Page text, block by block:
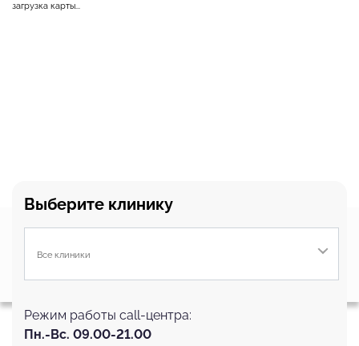
Выберите клинику
Все клиники
Режим работы call-центра:
Пн.-Вс. 09.00-21.00
загрузка карты...
Этот веб-сайт использует файлы cookie, чтобы вы могли максимально
Аналитические/Функциональные